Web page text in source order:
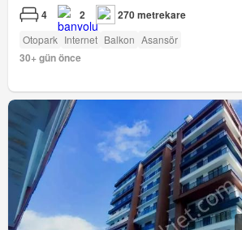
4 2 270 metrekare
Otopark Internet Balkon Asansör
30+ gün önce